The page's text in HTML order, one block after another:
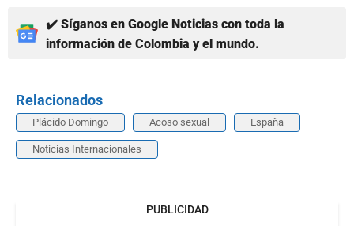
✔️ Síganos en Google Noticias con toda la
información de Colombia y el mundo.
Relacionados
Plácido Domingo Acoso sexual España
Noticias Internacionales
PUBLICIDAD